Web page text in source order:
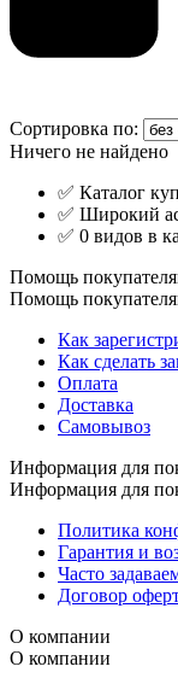
Сортировка по:
Ничего не найдено
✅ Каталог
✅ Широкий
✅ 0 видов в
Помощь
Помощь
Как
Как сделать
Оплата
Доставка
Самовывоз
Информация для
Информация для
Политика
Гарантия и
Часто
Договор
О компании
О компании